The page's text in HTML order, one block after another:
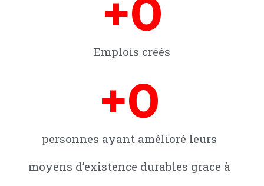
+0
Emplois créés
+0
personnes ayant amélioré leurs
moyens d’existence durables grace à